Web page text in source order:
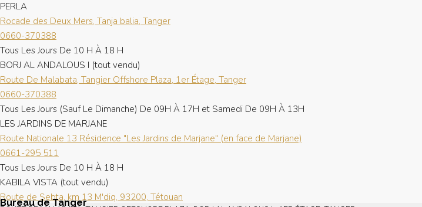
PERLA
Rocade des Deux Mers, Tanja balia, Tanger
0660-370388
Tous Les Jours De 10 H À 18 H
BORJ AL ANDALOUS I (tout vendu)
Route De Malabata, Tangier Offshore Plaza, 1er Étage, Tanger
0660-370388
Tous Les Jours (Sauf Le Dimanche) De 09H À 17H et Samedi De 09H À 13H
LES JARDINS DE MARJANE
Route Nationale 13 Résidence "Les Jardins de Marjane" (en face de Marjane)
0661-295 511
Tous Les Jours De 10 H À 18 H
KABILA VISTA (tout vendu)
Route de Sebta, km 13 M'diq, 93200, Tétouan
Bureau de Tanger